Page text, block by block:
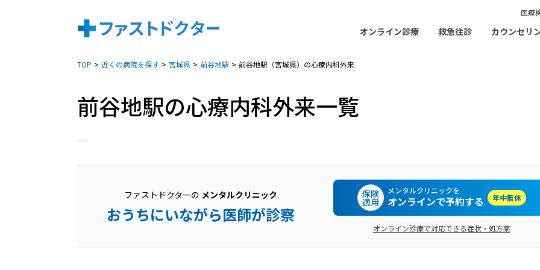
医療
オンライン診療 救急往診 カウンセリ
TOP 近くの病院を探す 宮城県 前谷地駅 前谷地駅（宮城県）の心療内科外来
前谷地駅の心療内科外来一覧
ファストドクターの メンタルクリニック
おうちにいながら医師が診察
保険
適用
メンタルクリニックを
オンラインで予約する 年中無休
オンライン診療で対応できる症状・処方薬